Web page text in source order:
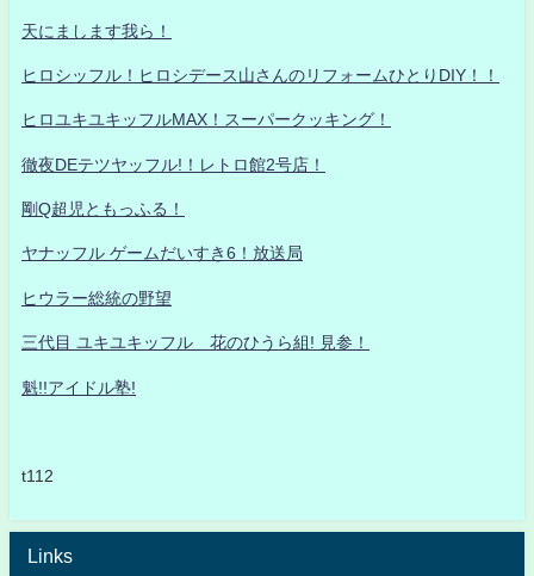
天にまします我ら！
ヒロシッフル！ヒロシデース山さんのリフォームひとりDIY！！
ヒロユキユキッフルMAX！スーパークッキング！
徹夜DEテツヤッフル!！レトロ館2号店！
剛Q超児ともっふる！
ヤナッフル ゲームだいすき6！放送局
ヒウラー総統の野望
三代目 ユキユキッフル 花のひうら組! 見参！
魁!!アイドル塾!
t112
Links